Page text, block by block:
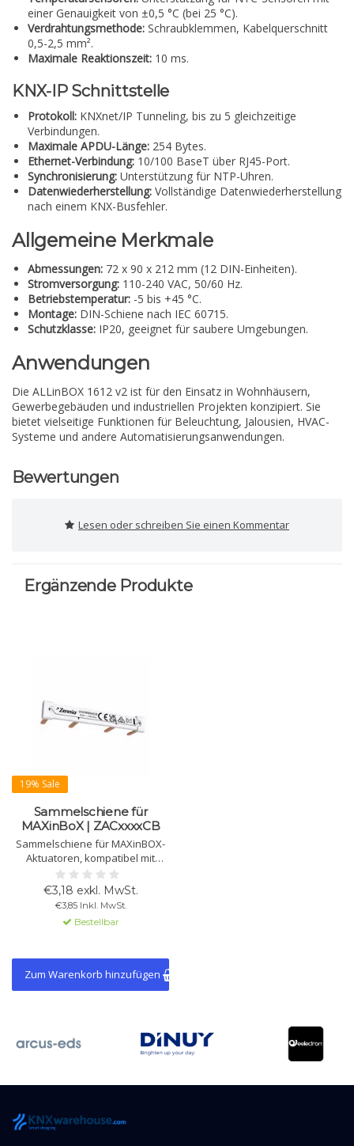
einer Genauigkeit von ±0,5 °C (bei 25 °C).
Verdrahtungsmethode: Schraubklemmen, Kabelquerschnitt
0,5-2,5 mm².
Maximale Reaktionszeit: 10 ms.
KNX-IP Schnittstelle
Protokoll: KNXnet/IP Tunneling, bis zu 5 gleichzeitige
Verbindungen.
Maximale APDU-Länge: 254 Bytes.
Ethernet-Verbindung: 10/100 BaseT über RJ45-Port.
Synchronisierung: Unterstützung für NTP-Uhren.
Datenwiederherstellung: Vollständige Datenwiederherstellung
nach einem KNX-Busfehler.
Allgemeine Merkmale
Abmessungen: 72 x 90 x 212 mm (12 DIN-Einheiten).
Stromversorgung: 110-240 VAC, 50/60 Hz.
Betriebstemperatur: -5 bis +45 °C.
Montage: DIN-Schiene nach IEC 60715.
Schutzklasse: IP20, geeignet für saubere Umgebungen.
Anwendungen
Die ALLinBOX 1612 v2 ist für den Einsatz in Wohnhäusern,
Gewerbegebäuden und industriellen Projekten konzipiert. Sie
bietet vielseitige Funktionen für Beleuchtung, Jalousien, HVAC-
Systeme und andere Automatisierungsanwendungen.
Bewertungen
Lesen oder schreiben Sie einen Kommentar
Ergänzende Produkte
19% Sale
Sammelschiene für
MAXinBoX | ZACxxxxCB
Sammelschiene für MAXinBOX-
Aktuatoren, kompatibel mit
verschiedenen Modellen.
Entspricht CE, UKCA und RCM.
Feuerfest bis 960 °C gemäß IEC
60695-2-11.
€3,18 exkl. MwSt.
€3,85 Inkl. MwSt.
Bestellbar
Zum Warenkorb hinzufügen